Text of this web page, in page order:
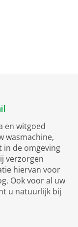
en witgoed
wasmachine,
in de omgeving
verzorgen
hiervan voor
Ook voor al uw
u natuurlijk bij